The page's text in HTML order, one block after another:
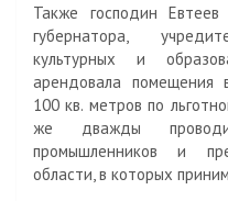
Также господин
губернатора,
культурных и
арендовала помещения
100 кв. метров по
же дважды
промышленников и
области, в которых